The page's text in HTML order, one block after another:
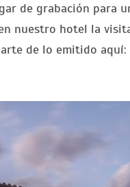
de grabación para
nuestro hotel la
de lo emitido aquí: